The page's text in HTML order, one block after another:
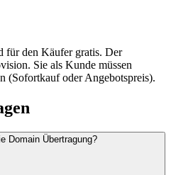
für den Käufer gratis. Der
Sie als Kunde müssen
(Sofortkauf oder Angebotspreis).
Domain Übertragung?